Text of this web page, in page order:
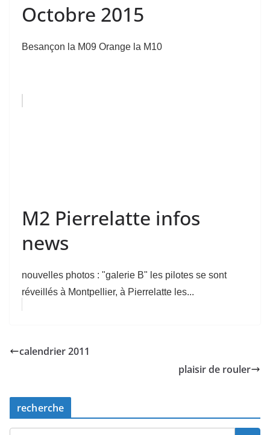
Octobre 2015
Besançon la M09 Orange la M10
M2 Pierrelatte infos
news
nouvelles photos : "galerie B" les pilotes se sont
réveillés à Montpellier, à Pierrelatte les...
calendrier 2011
plaisir de rouler
recherche